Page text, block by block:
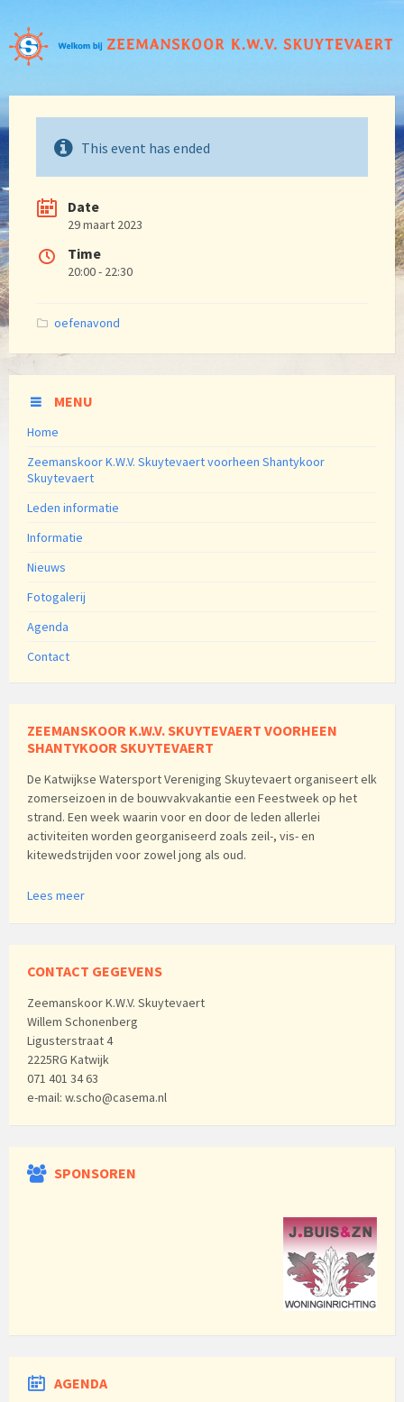
This event has ended
Date
29 maart 2023
Time
20:00 - 22:30
Categories:
oefenavond
MENU
Home
Zeemanskoor K.W.V. Skuytevaert voorheen Shantykoor
Skuytevaert
Leden informatie
Informatie
Nieuws
Fotogalerij
Agenda
Contact
ZEEMANSKOOR K.W.V. SKUYTEVAERT VOORHEEN
SHANTYKOOR SKUYTEVAERT
De Katwijkse Watersport Vereniging Skuytevaert organiseert elk
zomerseizoen in de bouwvakvakantie een Feestweek op het
strand. Een week waarin voor en door de leden allerlei
activiteiten worden georganiseerd zoals zeil-, vis- en
kitewedstrijden voor zowel jong als oud.
Lees meer
CONTACT GEGEVENS
Zeemanskoor K.W.V. Skuytevaert
Willem Schonenberg
Ligusterstraat 4
2225RG Katwijk
071 401 34 63
e-mail: w.scho@casema.nl
SPONSOREN
AGENDA